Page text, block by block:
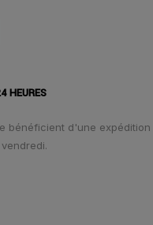
HEURES
bénéficient d'une expédition